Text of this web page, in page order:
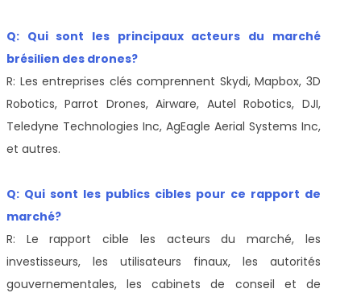
Q: Qui sont les principaux acteurs du marché
brésilien des drones?
R: Les entreprises clés comprennent Skydi, Mapbox, 3D
Robotics, Parrot Drones, Airware, Autel Robotics, DJI,
Teledyne Technologies Inc, AgEagle Aerial Systems Inc,
et autres.
Q: Qui sont les publics cibles pour ce rapport de
marché?
R: Le rapport cible les acteurs du marché, les
investisseurs, les utilisateurs finaux, les autorités
gouvernementales, les cabinets de conseil et de